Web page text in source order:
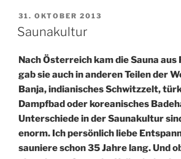
VERÖFFENTLICHT
AM
31. OKTOBER 2013
Saunakultur
Nach Österreich kam die Sauna aus
gab sie auch in anderen Teilen der
Banja, indianisches Schwitzzelt,
Dampfbad oder koreanisches
Unterschiede in der Saunakultur
enorm. Ich persönlich liebe
sauniere schon 35 Jahre lang. Und